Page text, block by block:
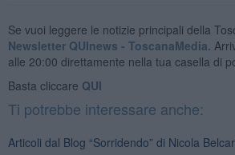
Se vuoi leggere le notizie principali della
Newsletter QUInews - ToscanaMedia.
alle 20:00 direttamente nella tua casella di
Basta cliccare QUI
Ti potrebbe interessare anche:
Articoli dal Blog “Sorridendo” di Nicola